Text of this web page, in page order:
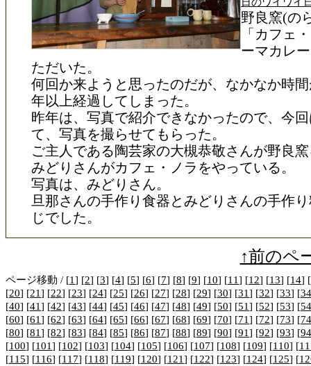
野良窯(の
「カフェ
ーマカレ
ただいた。
何回か来ようと思ったのだが、なかなか時
年以上経過してしまった。
昨年は、写真で紹介できなかったので、今
て、写真を撮らせてもらった。
ご主人である陶芸家の大槻恭敬さんが野良
みどりさんがカフェ・ノラをやっている。
写真は、みどりさん。
旦那さんの手作り食器とみどりさんの手作
じでした。
↑前のペ
ページ移動 / [1] [2] [3] [4] [5] [6] [7] [8] [9] [10] [11] [12] [13] [14] [
[20] [21] [22] [23] [24] [25] [26] [27] [28] [29] [30] [31] [32] [33] [34
[40] [41] [42] [43] [44] [45] [46] [47] [48] [49] [50] [51] [52] [53] [54
[60] [61] [62] [63] [64] [65] [66] [67] [68] [69] [70] [71] [72] [73] [74
[80] [81] [82] [83] [84] [85] [86] [87] [88] [89] [90] [91] [92] [93] [94
[100] [101] [102] [103] [104] [105] [106] [107] [108] [109] [110] [
[115] [116] [117] [118] [119] [120] [121] [122] [123] [124] [125] [